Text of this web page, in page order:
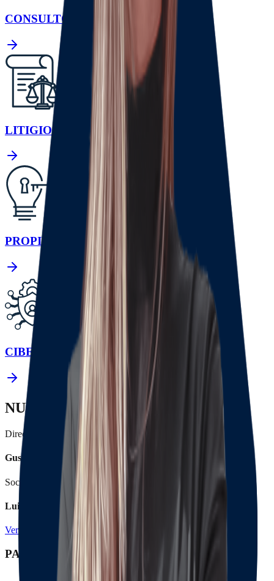
CONSULTORÍA
LITIGIOS
PROPIEDAD INTELECTUAL
CIBER RIESGOS
NUESTROS LÍDERES
Director General
Gustavo Alberto Herrera A.
Socia Gerente de procesos jurídicos
Luisa Fernanda Herrera
Ver nuestro equipo
PATROCINIOS & AFILIACIONES